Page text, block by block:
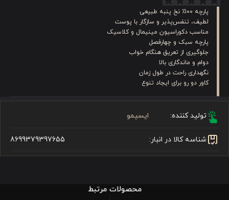
پارچه ۱۰۰٪ نخ پنبه طبیعی
لطیف، تنفس‌پذیر و سازگار با پوست
مناسب دکوراسیون‌ مینیمال و کلاسیک
پارچه سبک و چهارفصل
جلوگیری از تعریق هنگام خواب
دوام و ماندگاری بالا
نگهداری راحت در طول زمان
کاور دو رو برای ایجاد تنوع
تولید کننده: ایسیمو
شناسه کالا در انبار: 8699379397655
محصولات مرتبط